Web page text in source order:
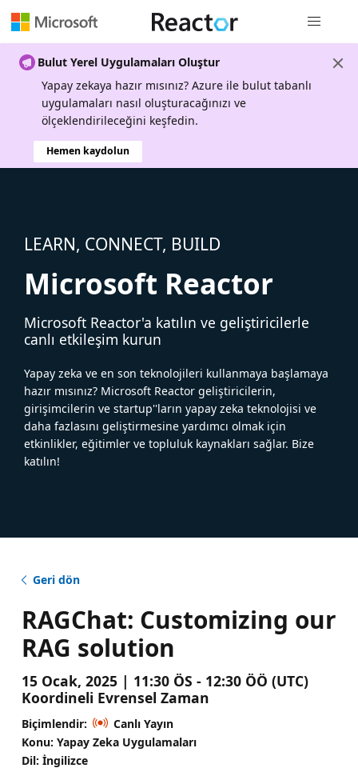
Bulut Yerel Uygulamaları Oluştur
Yapay zekaya hazır mısınız? Azure ile bulut tabanlı
uygulamaları nasıl oluşturacağınızı ve
ölçeklendirileceğini keşfedin.
Hemen kaydolun
LEARN, CONNECT, BUILD
Microsoft Reactor
Microsoft Reactor'a katılın ve geliştiricilerle
canlı etkileşim kurun
Yapay zeka ve en son teknolojileri kullanmaya başlamaya
hazır mısınız? Microsoft Reactor geliştiricilerin,
girişimcilerin ve startup''ların yapay zeka teknolojisi ve
daha fazlasını geliştirmesine yardımcı olmak için
etkinlikler, eğitimler ve topluluk kaynakları sağlar. Bize
katılın!
Geri dön
RAGChat: Customizing our
RAG solution
15 Ocak, 2025 | 11:30 ÖS - 12:30 ÖÖ (UTC)
Koordineli Evrensel Zaman
Biçimlendir:
Canlı Yayın
Konu: Yapay Zeka Uygulamaları
Dil: İngilizce